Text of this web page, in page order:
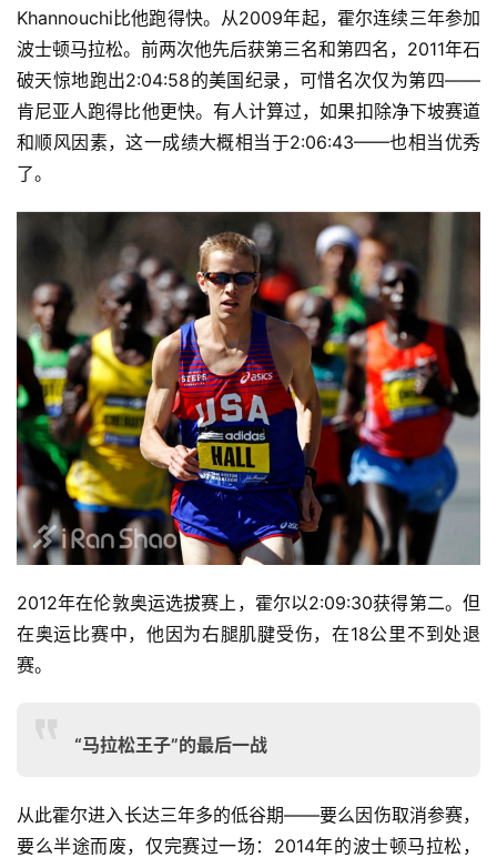
观
察
Khannouchi比他跑得快。 从2009年起，霍尔连续三年参加
波士顿马拉松。前两次他先后获第三名和第四名，2011年石
破天惊地跑出2:04:58的美国纪录，可惜名次仅为第四——
肯尼亚人跑得比他更快。有人计算过，如果扣除净下坡赛道
和顺风因素，这一成绩大概相当于2:06:43——也相当优秀
了。
2012年在伦敦奥运选拔赛上，霍尔以2:09:30获得第二。但
在奥运比赛中，他因为右腿肌腱受伤，在18公里不到处退
赛。
“马拉松王子”的最后一战
从此霍尔进入长达三年多的低谷期——要么因伤取消参赛，
要么半途而废，仅完赛过一场：2014年的波士顿马拉松，